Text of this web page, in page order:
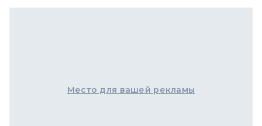
Место для вашей рекламы